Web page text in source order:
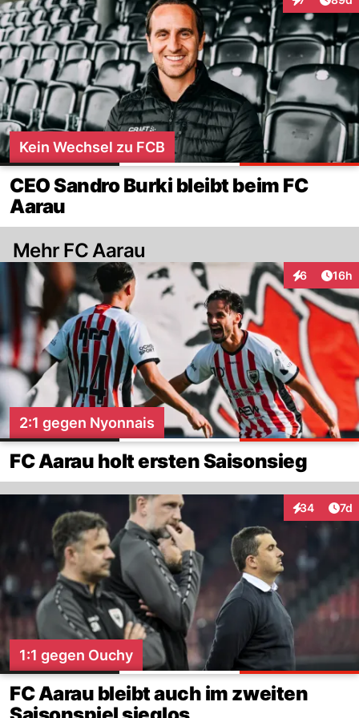
Interaktionen
Kein Wechsel zu FCB
CEO Sandro Burki bleibt beim FC
Aarau
Mehr FC Aarau
6
Interaktionen
16h
2:1 gegen Nyonnais
FC Aarau holt ersten Saisonsieg
34
Interaktionen
7d
1:1 gegen Ouchy
FC Aarau bleibt auch im zweiten